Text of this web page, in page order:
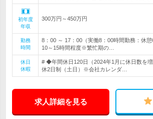
初年度
年収
300万円～450万円
勤務
時間
8：00 ～ 17：00（実働8：00時間勤務：休
10～15時間程度※繁忙期の…
休日
休暇
# ◆年間休日120日（2024年1月に休日数を
休2日制（土日）※会社カレンダ…
求人詳細を見る